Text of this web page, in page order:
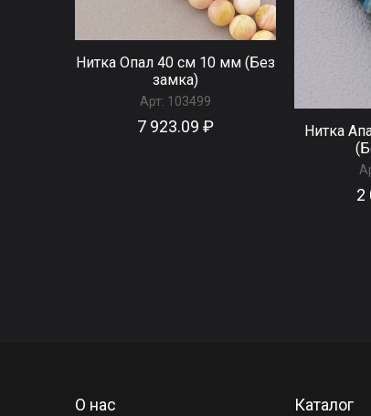
Нитка Опал 40 см 10 мм (Без
замка)
Арт: 103499
7 923.09 ₽
Нитка
2
О нас Каталог